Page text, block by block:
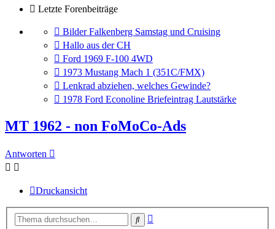
Letzte Forenbeiträge
Gehe
zum
letzten
Beitrag
Bilder Falkenberg Samstag und Cruising
Gehe
zum
letzten
Beitrag
Hallo aus der CH
Gehe
zum
letzten
Beitrag
Ford 1969 F-100 4WD
Gehe
zum
letzten
Beitrag
1973 Mustang Mach 1 (351C/FMX)
Gehe
zum
letzten
Lenkrad abziehen, welches Gewinde?
Gehe
letzten
Beitrag
1978 Ford Econoline Briefeintrag Lautstärke
MT 1962 - non FoMoCo-Ads
Antworten
Druckansicht
Suche